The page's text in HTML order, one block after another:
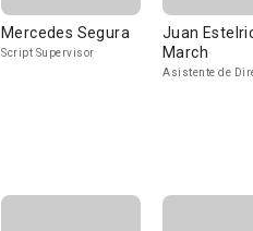
Mercedes Segura
Script Supervisor
Juan
March
Asistente de